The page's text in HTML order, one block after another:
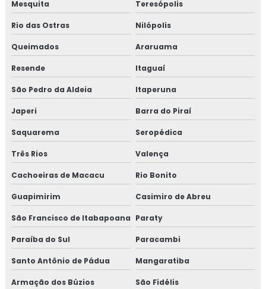
INDUSTRIAL
EMPRESA DE MONTAGEM DE TUBULAÇÃO
INDUSTRIAL
MONTAGEM DE TUBULAÇÃO DE INOX
INDUSTRIAL
TREINAMENTO NR13 VASO DE PRESSÃO
TREINAMENTO NR13 CALDEIRA
TREINAMENTO NR13 TUBULAÇÃO
TREINAMENTO NR13 TANQUE METÁLICO
TREINAMENTO NR10
TREINAMENTO NR10 SEGURANÇA EM
INSTALAÇÕES ELÉTRICAS
TREINAMENTO NR34
Mesquita Teresópolis
Rio das Ostras Nilópolis
Queimados Araruama
Resende Itaguaí
São Pedro da Aldeia Itaperuna
Japeri Barra do Piraí
Saquarema Seropédica
Três Rios Valença
Cachoeiras de Macacu Rio Bonito
Guapimirim Casimiro de Abreu
São Francisco de Itabapoana Paraty
Paraíba do Sul Paracambi
Santo Antônio de Pádua Mangaratiba
Armação dos Búzios São Fidélis